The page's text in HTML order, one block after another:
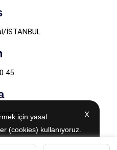
X
için yasal
(cookies) kullanıyoruz.
sayfamızdan
İSTANBUL
45
X
için yasal
(cookies) kullanıyoruz.
sayfamızdan